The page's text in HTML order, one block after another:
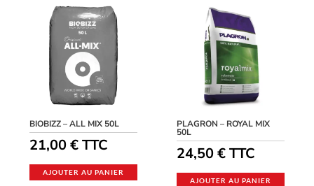
BIOBIZZ – ALL MIX 50L
21,00€ TTC
AJOUTER AU PANIER
PLAGRON – ROYAL MIX
50L
24,50€TTC
AJOUTER AU PANIER